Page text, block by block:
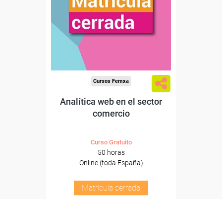
Cursos Femxa
Analítica web en el sector
comercio
Curso Gratuito
50 horas
Online (toda España)
Matrícula cerrada